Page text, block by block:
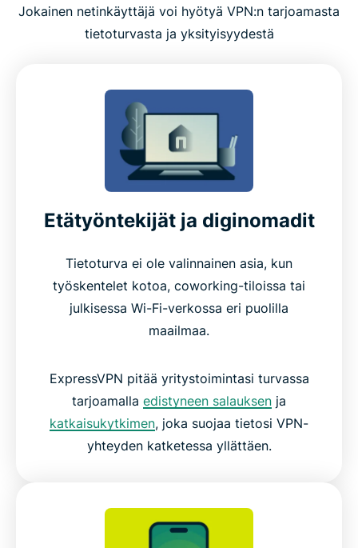
Jokainen netinkäyttäjä voi hyötyä VPN:n tarjoamasta
tietoturvasta ja yksityisyydestä
Etätyöntekijät ja diginomadit
Tietoturva ei ole valinnainen asia, kun
työskentelet kotoa, coworking-tiloissa tai
julkisessa Wi-Fi-verkossa eri puolilla
maailmaa.
ExpressVPN pitää yritystoimintasi turvassa
tarjoamalla edistyneen salauksen ja
katkaisukytkimen, joka suojaa tietosi VPN-
yhteyden katketessa yllättäen.